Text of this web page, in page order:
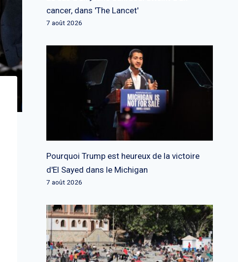
cancer, dans 'The Lancet'
7 août 2026
Pourquoi Trump est heureux de la victoire
d'El Sayed dans le Michigan
7 août 2026